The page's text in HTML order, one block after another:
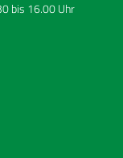
bis 16.00 Uhr